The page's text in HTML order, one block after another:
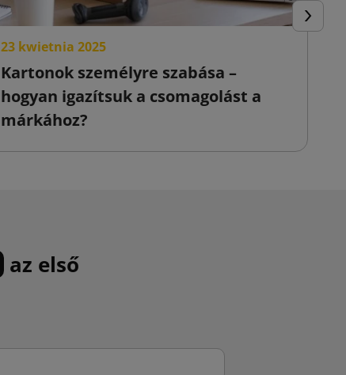
23 kwietnia 2025
Kartonok személyre szabása –
hogyan igazítsuk a csomagolást a
márkához?
az első